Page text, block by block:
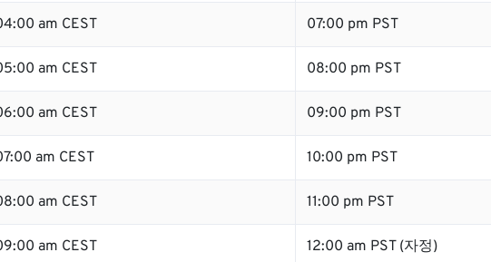
am CEST 07:00 pm PST
am CEST 08:00 pm PST
am CEST 09:00 pm PST
am CEST 10:00 pm PST
am CEST 11:00 pm PST
am CEST 12:00 am PST (자정)